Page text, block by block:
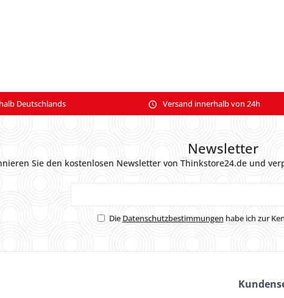
Deutschlands Versand innerhalb von 24h
Newsletter
Sie den kostenlosen Newsletter von Thinkstore24.de und
Die Datenschutzbestimmungen habe ich zur